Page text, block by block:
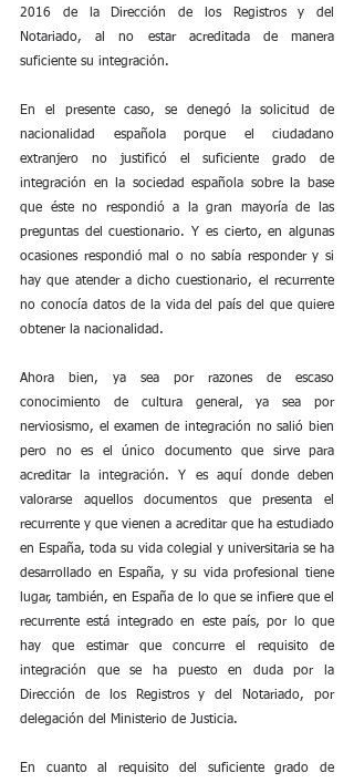
2016 de la Dirección de los Registros y del
Notariado, al no estar acreditada de manera
suficiente su integración.
En el presente caso, se denegó la solicitud de
nacionalidad española porque el ciudadano
extranjero no justificó el suficiente grado de
integración en la sociedad española sobre la base
que éste no respondió a la gran mayoría de las
preguntas del cuestionario. Y es cierto, en algunas
ocasiones respondió mal o no sabía responder y si
hay que atender a dicho cuestionario, el recurrente
no conocía datos de la vida del país del que quiere
obtener la nacionalidad.
Ahora bien, ya sea por razones de escaso
conocimiento de cultura general, ya sea por
nerviosismo, el examen de integración no salió bien
pero no es el único documento que sirve para
acreditar la integración. Y es aquí donde deben
valorarse aquellos documentos que presenta el
recurrente y que vienen a acreditar que ha estudiado
en España, toda su vida colegial y universitaria se ha
desarrollado en España, y su vida profesional tiene
lugar, también, en España de lo que se infiere que el
recurrente está integrado en este país, por lo que
hay que estimar que concurre el requisito de
integración que se ha puesto en duda por la
Dirección de los Registros y del Notariado, por
delegación del Ministerio de Justicia.
En cuanto al requisito del suficiente grado de